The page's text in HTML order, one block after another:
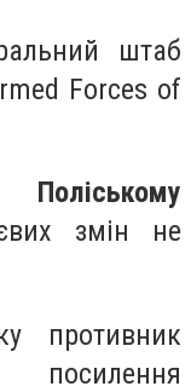
штаб
Forces of
Поліському
змін не
противник